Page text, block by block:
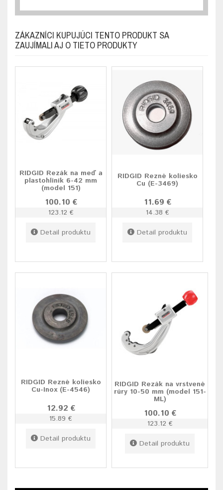
ZÁKAZNÍCI KUPUJÚCI TENTO PRODUKT SA
ZAUJÍMALI AJ O TIETO PRODUKTY
RIDGID Rezák na meď a
plastohliník 6-42 mm
(model 151)
100.10 €
123.12 €
Detail produktu
RIDGID Rezné koliesko
Cu (E-3469)
11.69 €
14.38 €
Detail produktu
RIDGID Rezné koliesko
Cu-Inox (E-4546)
12.92 €
15.89 €
Detail produktu
RIDGID Rezák na vrstvené
rúry 10-50 mm (model 151-
ML)
100.10 €
123.12 €
Detail produktu